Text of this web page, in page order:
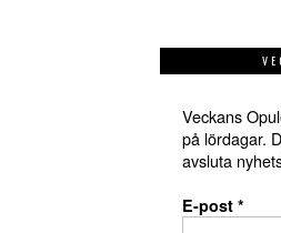
Veckans
på lördagar.
avsluta
E-post *